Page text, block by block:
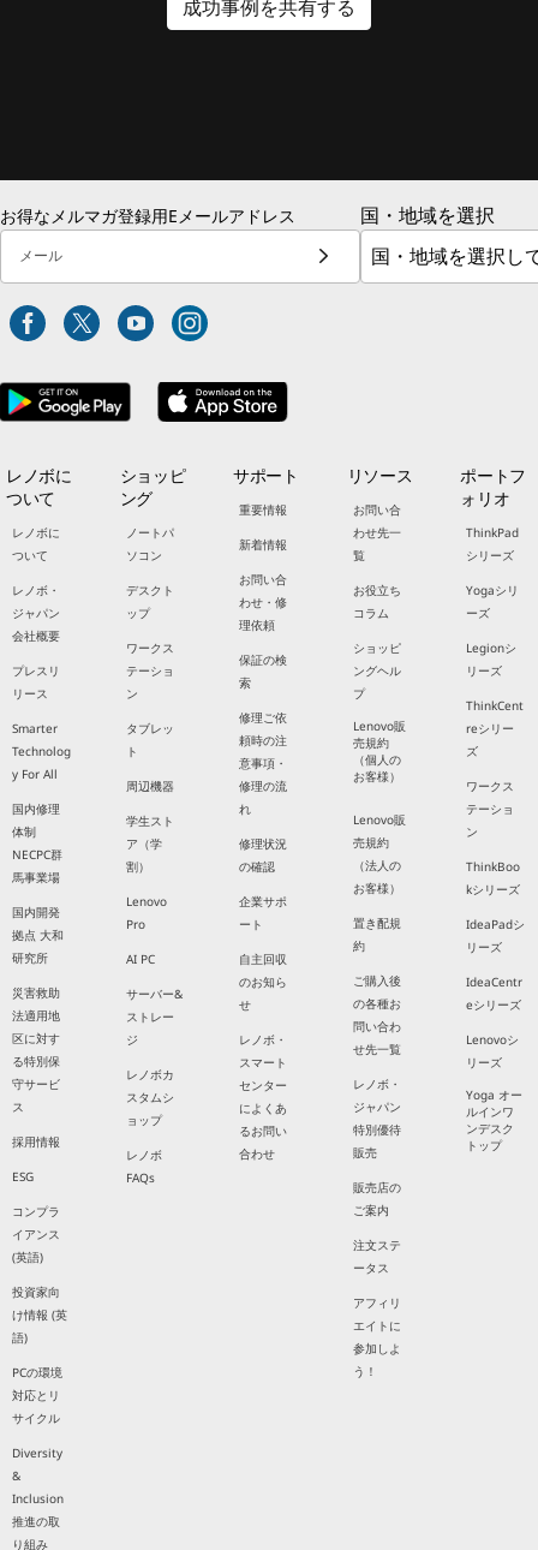
成功事例を共有する
お得なメルマガ登録用Eメールアドレス
メール
国・地域を選択
レノボに
ついて
レノボに
ついて
レノボ・
ジャパン
会社概要
プレスリ
リース
Smarter
Technolog
y For All
国内修理
体制
NECPC群
馬事業場
国内開発
拠点 大和
研究所
災害救助
法適用地
区に対す
る特別保
守サービ
ス
採用情報
ESG
コンプラ
イアンス
(英語)
投資家向
け情報 (英
語)
PCの環境
対応とリ
サイクル
Diversity
&
Inclusion
推進の取
り組み
ショッピ
ング
ノートパ
ソコン
デスクト
ップ
ワークス
テーショ
ン
タブレッ
ト
周辺機器
学生スト
ア（学
割）
Lenovo
Pro
AI PC
サーバー&
ストレー
ジ
レノボカ
スタムシ
ョップ
レノボ
FAQs
サポート
重要情報
新着情報
お問い合
わせ・修
理依頼
保証の検
索
修理ご依
頼時の注
意事項・
修理の流
れ
修理状況
の確認
企業サポ
ート
自主回収
のお知ら
せ
レノボ・
スマート
センター
によくあ
るお問い
合わせ
リソース
お問い合
わせ先一
覧
お役立ち
コラム
ショッピ
ングヘル
プ
Lenovo販
売規約
（個人の
お客様）
Lenovo販
売規約
（法人の
お客様）
置き配規
約
ご購入後
の各種お
問い合わ
せ先一覧
レノボ・
ジャパン
特別優待
販売
販売店の
ご案内
注文ステ
ータス
アフィリ
エイトに
参加しよ
う！
ポートフ
ォリオ
ThinkPad
シリーズ
Yogaシリ
ーズ
Legionシ
リーズ
ThinkCent
reシリー
ズ
ワークス
テーショ
ン
ThinkBoo
kシリーズ
IdeaPadシ
リーズ
IdeaCentr
eシリーズ
Lenovoシ
リーズ
Yoga オー
ルインワ
ンデスク
トップ